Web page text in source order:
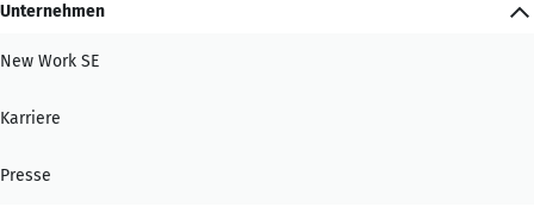
Unternehmen
New Work SE
Karriere
Presse